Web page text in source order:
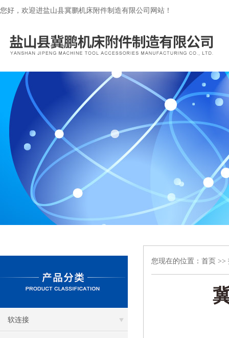
您好，欢迎进盐山县冀鹏机床附件制造有限公司网站！
软连接
您现在的位置： 首页 >>